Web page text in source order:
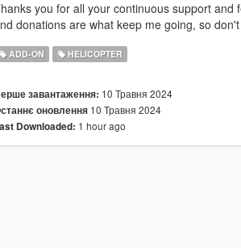
you for all your continuous support
donations are what keep me going, so
ADD-ON HELICOPTER
завантаження: 10 Травня 2024
оновлення10 Травня 2024
Downloaded: 1 hour ago